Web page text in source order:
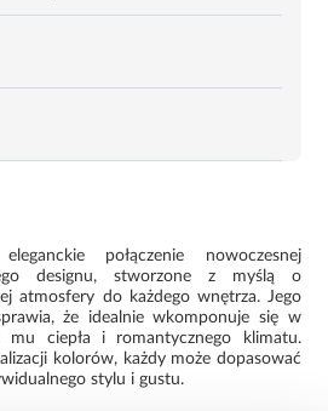
połączenie nowoczesnej
designu, stworzone z myślą o
atmosfery do każdego wnętrza. Jego
że idealnie wkomponuje się w
mu ciepła i romantycznego klimatu.
kolorów, każdy może dopasować
stylu i gustu.